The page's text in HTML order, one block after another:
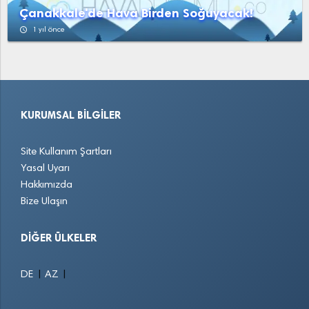
Çanakkale'de Hava Birden Soğuyacak!
access_time 1 yıl önce
KURUMSAL BILGILER
Site Kullanım Şartları
Yasal Uyarı
Hakkımızda
Bize Ulaşın
DIĞER ÜLKELER
DE AZ